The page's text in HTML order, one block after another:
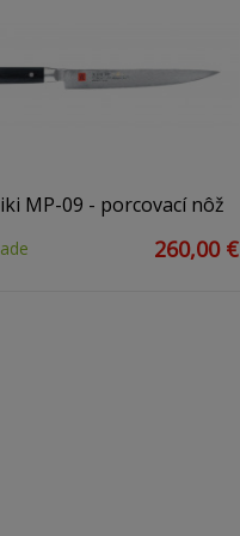
MP-09 - porcovací nôž
260,00 €